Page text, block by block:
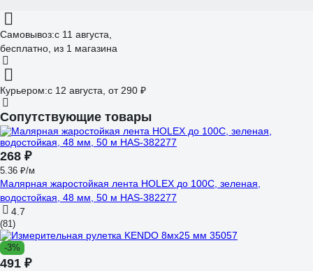
Самовывоз:c 11 августа,
бесплатно , из 1 магазина
Курьером:c 12 августа, от 290 ₽
Сопутствующие товары
268 ₽
5.36 ₽/м
Малярная жаростойкая лента HOLEX до 100С, зеленая,
водостойкая, 48 мм, 50 м HAS-382277
4.7
(81)
-3%
491 ₽